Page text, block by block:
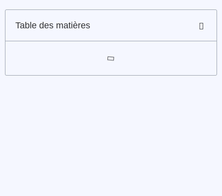
Table des matières